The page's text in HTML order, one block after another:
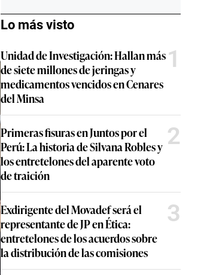
Lo más visto
Unidad de Investigación: Hallan más
de siete millones de jeringas y
medicamentos vencidos en Cenares
del Minsa
1
Primeras fisuras en Juntos por el
Perú: La historia de Silvana Robles y
los entretelones del aparente voto
de traición
2
Exdirigente del Movadef será el
representante de JP en Ética:
entretelones de los acuerdos sobre
la distribución de las comisiones
3